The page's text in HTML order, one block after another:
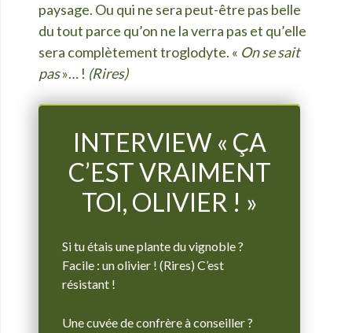
paysage. Ou qui ne sera peut-être pas belle
du tout parce qu’on ne la verra pas et qu’elle
sera complètement troglodyte. « On se sait
pas»… ! (Rires)
INTERVIEW « ÇA
C’EST VRAIMENT
TOI, OLIVIER ! »
Si tu étais une plante du vignoble ?
Facile : un olivier ! (Rires) C’est
résistant !
Une cuvée de confrère à conseiller ?